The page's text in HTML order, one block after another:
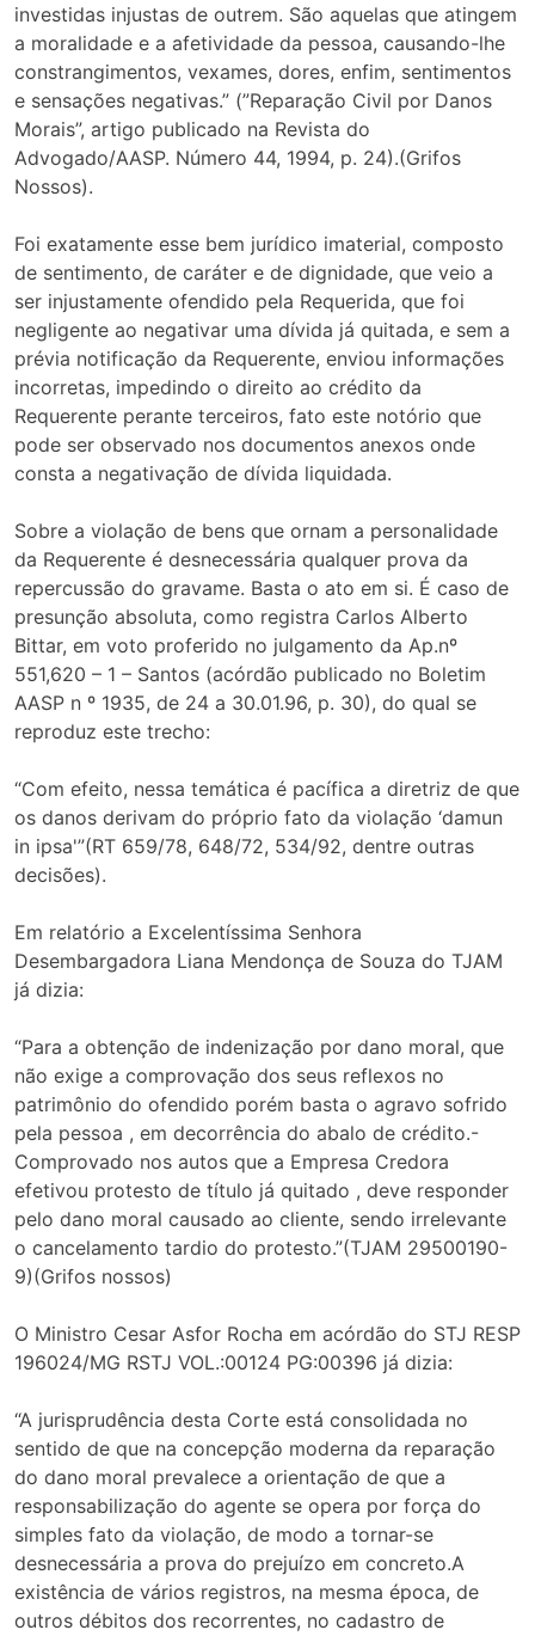
investidas injustas de outrem. São aquelas que atingem
a moralidade e a afetividade da pessoa, causando-lhe
constrangimentos, vexames, dores, enfim, sentimentos
e sensações negativas.” (”Reparação Civil por Danos
Morais”, artigo publicado na Revista do
Advogado/AASP. Número 44, 1994, p. 24).(Grifos
Nossos).
Foi exatamente esse bem jurídico imaterial, composto
de sentimento, de caráter e de dignidade, que veio a
ser injustamente ofendido pela Requerida, que foi
negligente ao negativar uma dívida já quitada, e sem a
prévia notificação da Requerente, enviou informações
incorretas, impedindo o direito ao crédito da
Requerente perante terceiros, fato este notório que
pode ser observado nos documentos anexos onde
consta a negativação de dívida liquidada.
Sobre a violação de bens que ornam a personalidade
da Requerente é desnecessária qualquer prova da
repercussão do gravame. Basta o ato em si. É caso de
presunção absoluta, como registra Carlos Alberto
Bittar, em voto proferido no julgamento da Ap.nº
551,620 – 1 – Santos (acórdão publicado no Boletim
AASP n º 1935, de 24 a 30.01.96, p. 30), do qual se
reproduz este trecho:
“Com efeito, nessa temática é pacífica a diretriz de que
os danos derivam do próprio fato da violação ‘damun
in ipsa'”(RT 659/78, 648/72, 534/92, dentre outras
decisões).
Em relatório a Excelentíssima Senhora
Desembargadora Liana Mendonça de Souza do TJAM
já dizia:
“Para a obtenção de indenização por dano moral, que
não exige a comprovação dos seus reflexos no
patrimônio do ofendido porém basta o agravo sofrido
pela pessoa , em decorrência do abalo de crédito.-
Comprovado nos autos que a Empresa Credora
efetivou protesto de título já quitado , deve responder
pelo dano moral causado ao cliente, sendo irrelevante
o cancelamento tardio do protesto.”(TJAM 29500190-
9)(Grifos nossos)
O Ministro Cesar Asfor Rocha em acórdão do STJ RESP
196024/MG RSTJ VOL.:00124 PG:00396 já dizia:
“A jurisprudência desta Corte está consolidada no
sentido de que na concepção moderna da reparação
do dano moral prevalece a orientação de que a
responsabilização do agente se opera por força do
simples fato da violação, de modo a tornar-se
desnecessária a prova do prejuízo em concreto.A
existência de vários registros, na mesma época, de
outros débitos dos recorrentes, no cadastro de